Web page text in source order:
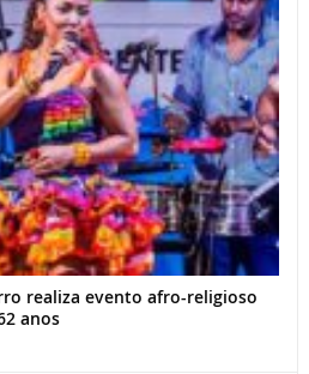
realiza evento afro-religioso
anos